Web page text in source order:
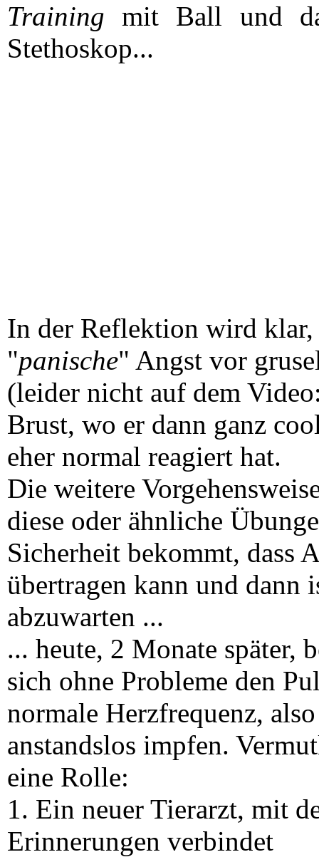
Training mit Ball und
Stethoskop...
In der Reflektion wird
"panische" Angst vor
(leider nicht auf dem
Brust, wo er dann ganz
eher normal reagiert hat.
Die weitere
diese oder ähnliche
Sicherheit bekommt, dass
übertragen kann und dann
abzuwarten ...
... heute, 2 Monate später,
sich ohne Probleme den
normale Herzfrequenz,
anstandslos impfen.
eine Rolle:
1. Ein neuer Tierarzt, mit
Erinnerungen verbindet